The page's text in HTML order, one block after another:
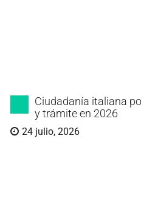
Ciudadanía italiana
y trámite en 2026
24 julio, 2026